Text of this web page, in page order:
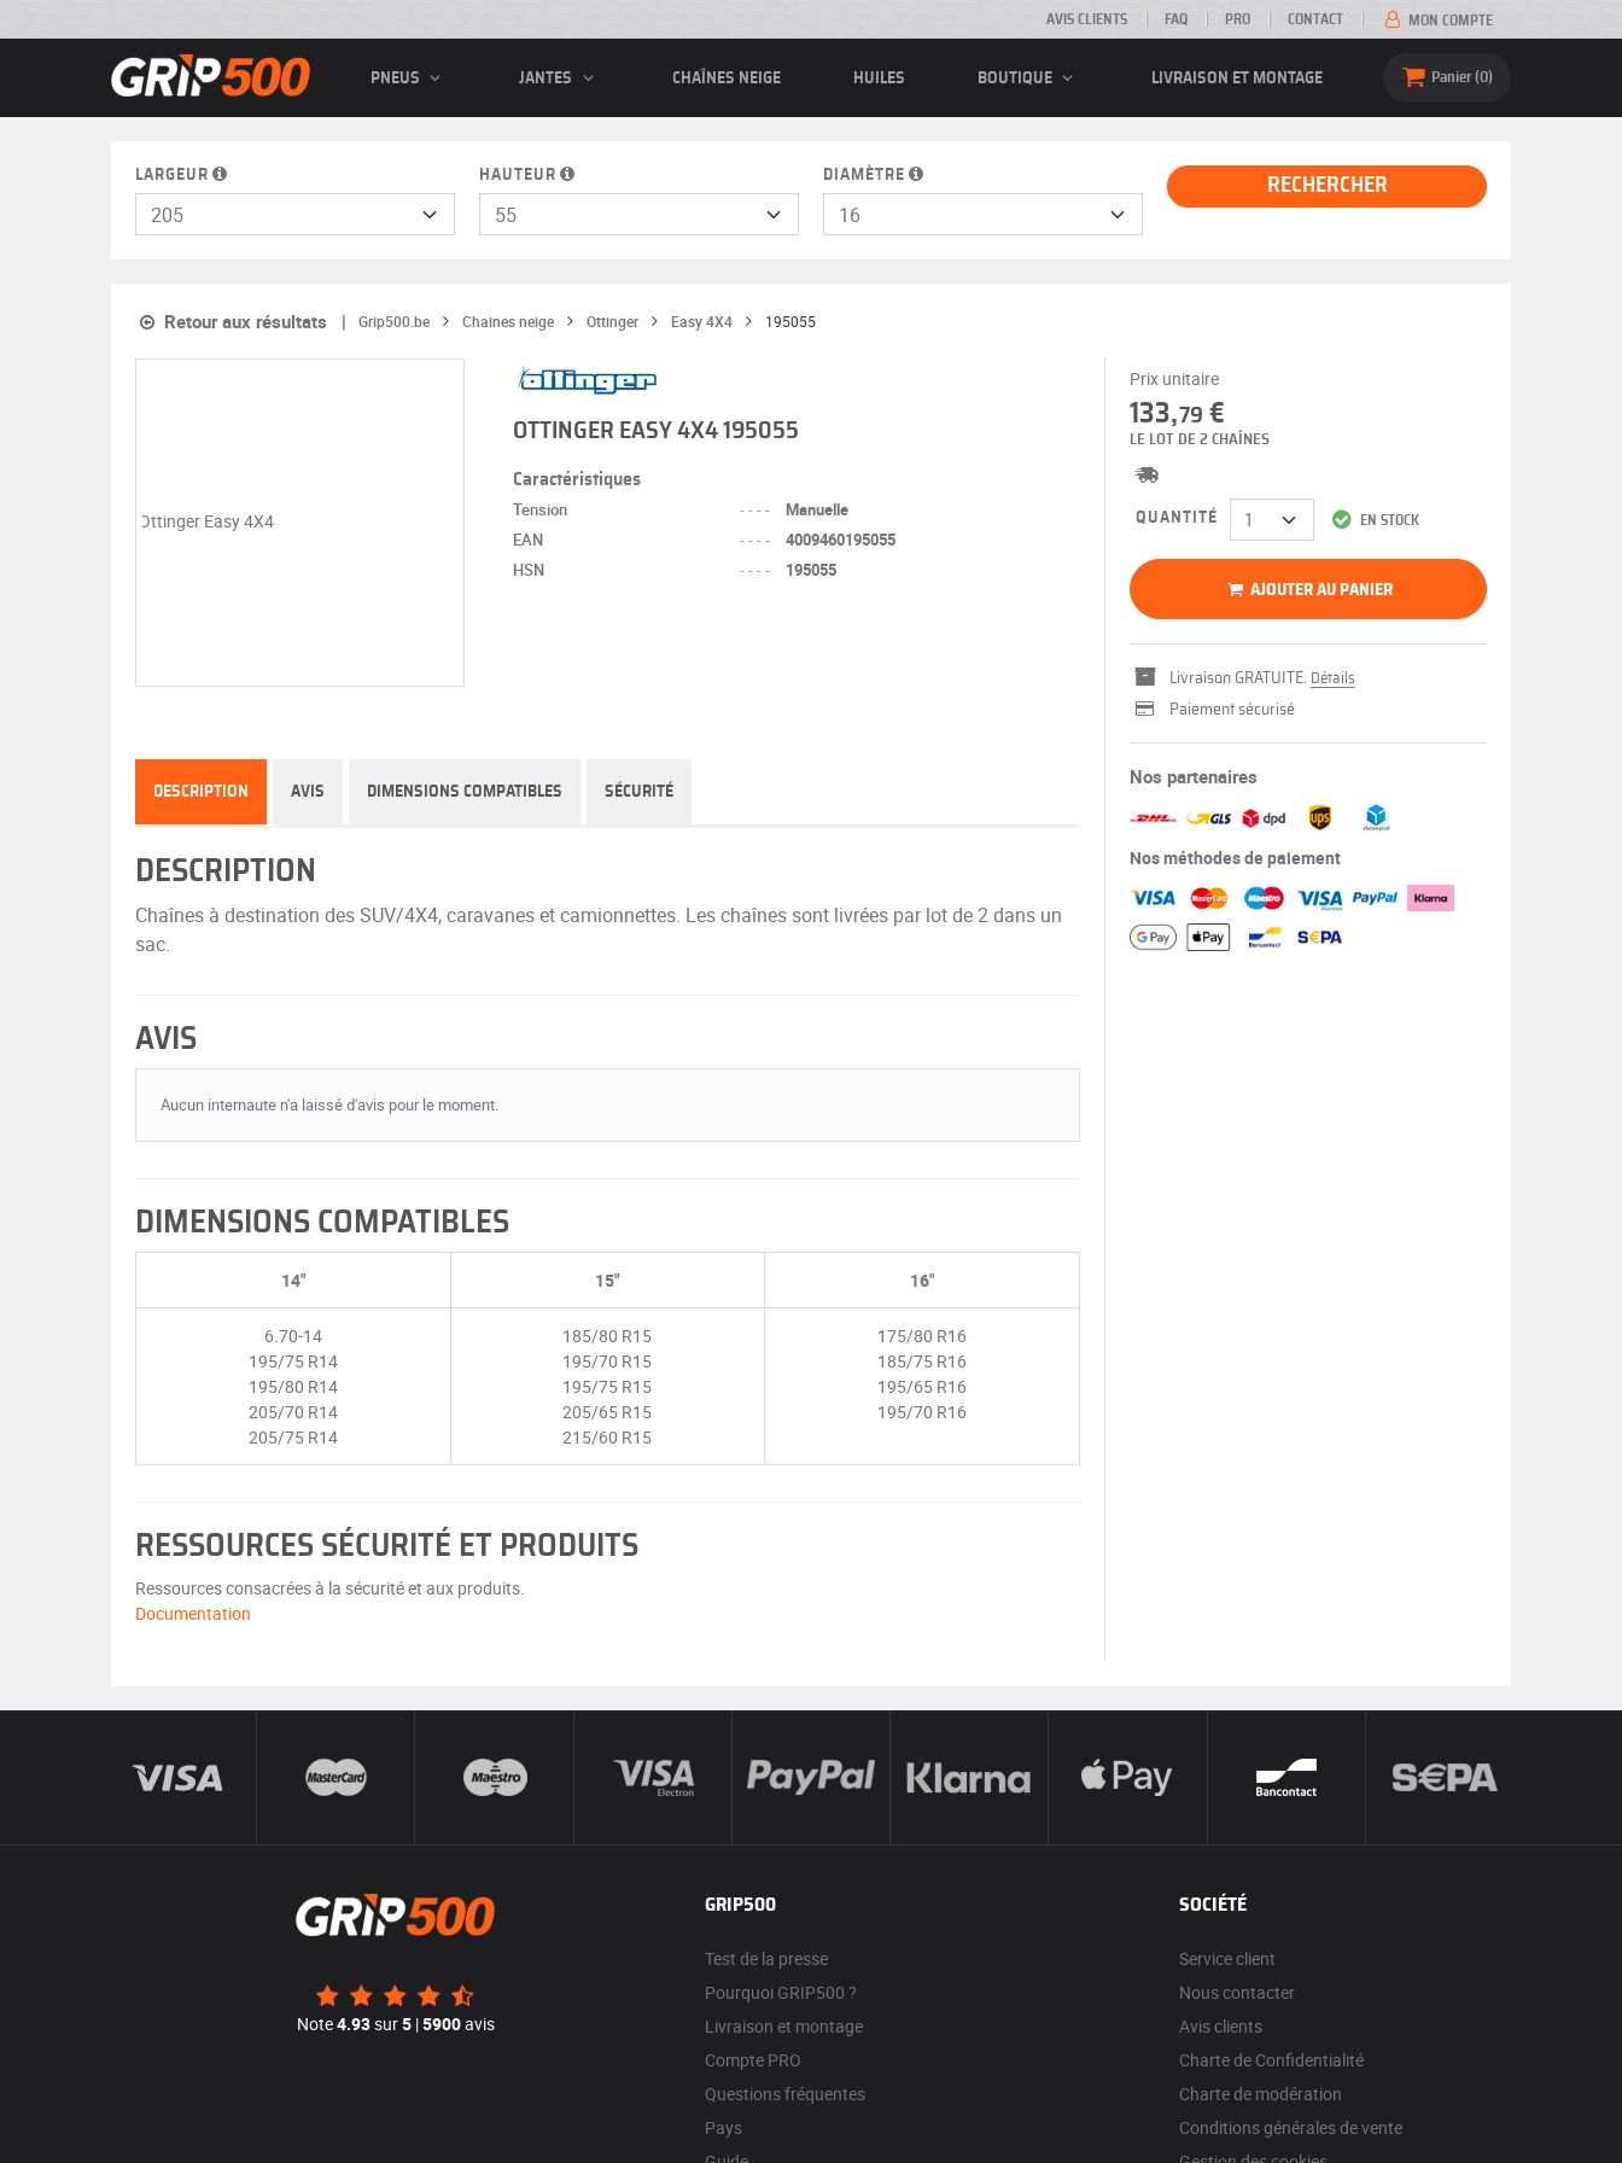
AVIS CLIENTS FAQ PRO CONTACT MON COMPTE
PNEUS JANTES CHAÎNES NEIGE HUILES BOUTIQUE LIVRAISON ET MONTAGE Panier 0
LARGEUR HAUTEUR DIAMÈTRE RECHERCHER
Retour aux résultats Grip500.be Chaines neige Ottinger Easy 4X4 195055
OTTINGER EASY 4X4 195055
Caractéristiques
Tension ----
Manuelle
EAN
----
4009460195055
HSN
---- 195055
Prix unitaire
133,79 €
LE LOT DE 2 CHAÎNES
EN STOCK
QUANTITÉ
AJOUTER AU PANIER
Livraison GRATUITE. Détails
Paiement sécurisé
Nos partenaires
Nos méthodes de paiement
DESCRIPTION AVIS DIMENSIONS COMPATIBLES SÉCURITÉ
DESCRIPTION
Chaînes à destination des SUV/4X4, caravanes et camionnettes. Les chaînes sont livrées par lot de 2 dans un
sac.
AVIS
Aucun internaute n'a laissé d'avis pour le moment.
DIMENSIONS COMPATIBLES
14"
6.70-14
195/75 R14
195/80 R14
205/70 R14
205/75 R14
15"
185/80 R15
195/70 R15
195/75 R15
205/65 R15
215/60 R15
16"
175/80 R16
185/75 R16
195/65 R16
195/70 R16
RESSOURCES SÉCURITÉ ET PRODUITS
Ressources consacrées à la sécurité et aux produits.
Documentation
Note4.93sur5|5900avis
GRIP500
Test de la presse
Pourquoi GRIP500 ?
Livraison et montage
Compte PRO
Questions fréquentes
Pays
SOCIÉTÉ
Service client
Nous contacter
Avis clients
Charte de Confidentialité
Charte de modération
Conditions générales de vente